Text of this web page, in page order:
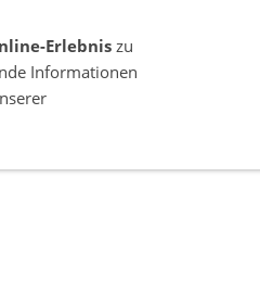
Erlebnis zu
Informationen